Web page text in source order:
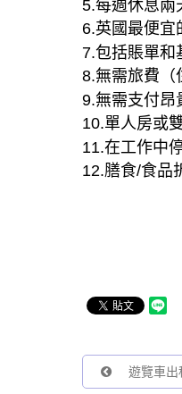
5.每週休息兩
6.英國最便宜
7.包括賬單和
8.無需旅費（
9.無需支付昂
10.單人房或
11.在工作中
12.膳食/食品
遊覽車出